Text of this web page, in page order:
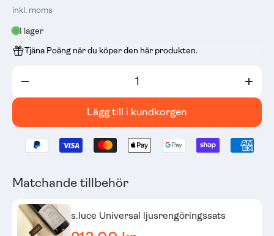
inkl. moms
I lager
Tjäna Poäng när du köper den här produkten.
+
Lägg till i kundkorgen
Matchande tillbehör
s.luce Universal ljusrengöringssats